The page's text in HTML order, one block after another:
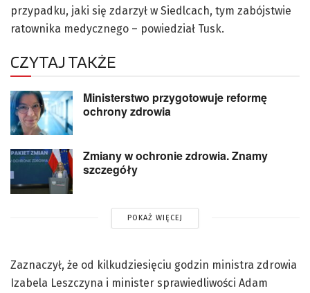
przypadku, jaki się zdarzył w Siedlcach, tym zabójstwie
ratownika medycznego – powiedział Tusk.
CZYTAJ TAKŻE
Ministerstwo przygotowuje reformę
ochrony zdrowia
Zmiany w ochronie zdrowia. Znamy
szczegóły
POKAŻ WIĘCEJ
Zaznaczył, że od kilkudziesięciu godzin ministra zdrowia
Izabela Leszczyna i minister sprawiedliwości Adam